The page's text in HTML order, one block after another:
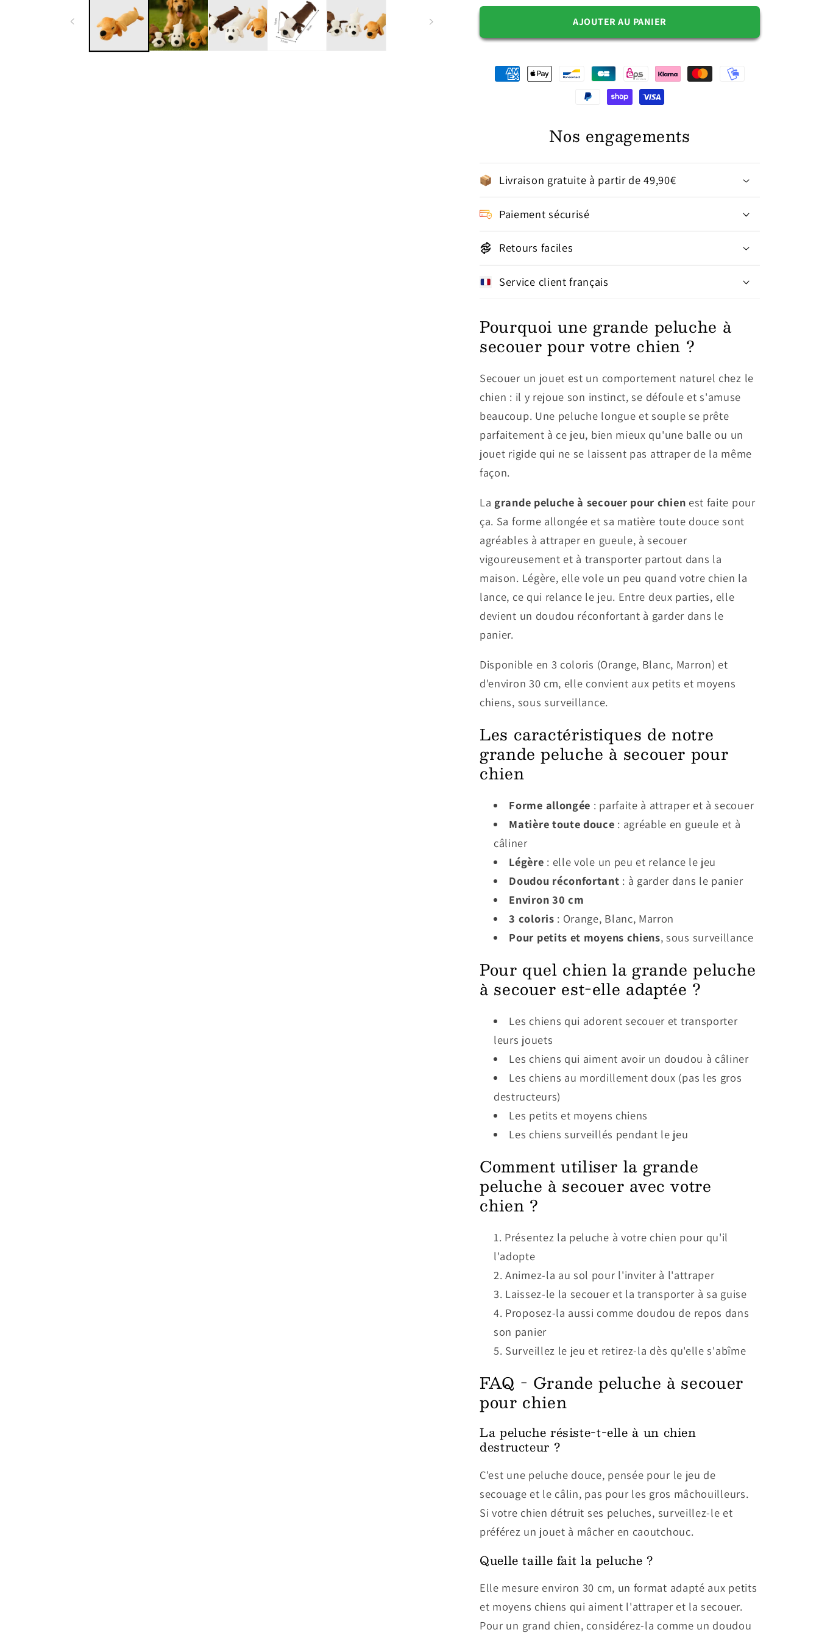
AJOUTER AU PANIER
Nos engagements
Livraison gratuite à partir de 49,90€
Paiement sécurisé
Retours faciles
Service client français
Pourquoi une grande peluche à
secouer pour votre chien ?
Secouer un jouet est un comportement naturel chez le
chien : il y rejoue son instinct, se défoule et s'amuse
beaucoup. Une peluche longue et souple se prête
parfaitement à ce jeu, bien mieux qu'une balle ou un
jouet rigide qui ne se laissent pas attraper de la même
façon.
La grande peluche à secouer pour chien est faite pour
ça. Sa forme allongée et sa matière toute douce sont
agréables à attraper en gueule, à secouer
vigoureusement et à transporter partout dans la
maison. Légère, elle vole un peu quand votre chien la
lance, ce qui relance le jeu. Entre deux parties, elle
devient un doudou réconfortant à garder dans le
panier.
Disponible en 3 coloris (Orange, Blanc, Marron) et
d'environ 30 cm, elle convient aux petits et moyens
chiens, sous surveillance.
Les caractéristiques de notre
grande peluche à secouer pour
chien
Forme allongée : parfaite à attraper et à secouer
Matière toute douce : agréable en gueule et à
câliner
Légère : elle vole un peu et relance le jeu
Doudou réconfortant : à garder dans le panier
Environ 30 cm
3 coloris : Orange, Blanc, Marron
Pour petits et moyens chiens, sous surveillance
Pour quel chien la grande peluche
à secouer est-elle adaptée ?
Les chiens qui adorent secouer et transporter
leurs jouets
Les chiens qui aiment avoir un doudou à câliner
Les chiens au mordillement doux (pas les gros
destructeurs)
Les petits et moyens chiens
Les chiens surveillés pendant le jeu
Comment utiliser la grande
peluche à secouer avec votre
chien ?
Présentez la peluche à votre chien pour qu'il
l'adopte
Animez-la au sol pour l'inviter à l'attraper
Laissez-le la secouer et la transporter à sa guise
Proposez-la aussi comme doudou de repos dans
son panier
Surveillez le jeu et retirez-la dès qu'elle s'abîme
FAQ - Grande peluche à secouer
pour chien
La peluche résiste-t-elle à un chien
destructeur ?
C'est une peluche douce, pensée pour le jeu de
secouage et le câlin, pas pour les gros mâchouilleurs.
Si votre chien détruit ses peluches, surveillez-le et
préférez un jouet à mâcher en caoutchouc.
Quelle taille fait la peluche ?
Elle mesure environ 30 cm, un format adapté aux petits
et moyens chiens qui aiment l'attraper et la secouer.
Pour un grand chien, considérez-la comme un doudou